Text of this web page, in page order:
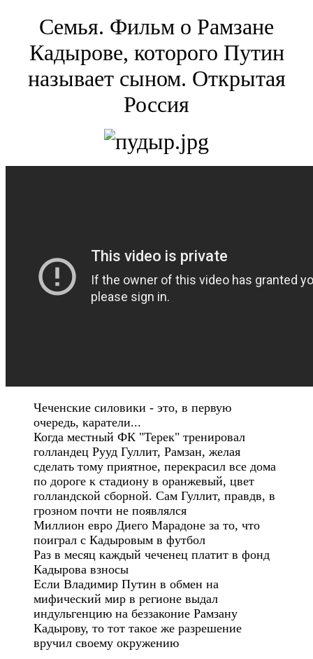
Семья. Фильм о Рамзане
Кадырове, которого Путин
называет сыном. Открытая
Россия
Чеченские силовики - это, в первую
очередь, каратели...
Когда местный ФК "Терек" тренировал
голландец Рууд Гуллит, Рамзан, желая
сделать тому приятное, перекрасил все дома
по дороге к стадиону в оранжевый, цвет
голландской сборной. Сам Гуллит, правдв, в
грозном почти не появлялся
Миллион евро Диего Марадоне за то, что
поиграл с Кадыровым в футбол
Раз в месяц каждый чеченец платит в фонд
Кадырова взносы
Если Владимир Путин в обмен на
мифический мир в регионе выдал
индульгенцию на беззаконие Рамзану
Кадырову, то тот такое же разрешение
вручил своему окружению